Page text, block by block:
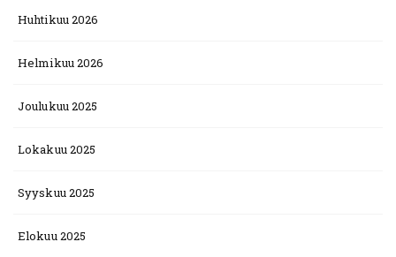
Huhtikuu 2026
Helmikuu 2026
Joulukuu 2025
Lokakuu 2025
Syyskuu 2025
Elokuu 2025